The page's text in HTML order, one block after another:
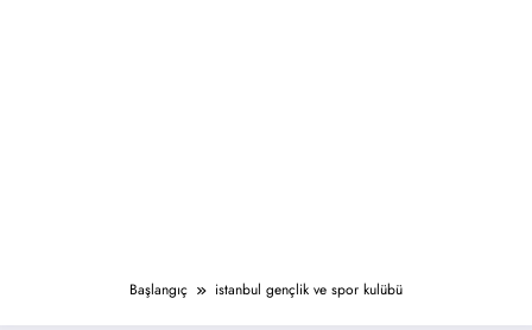
Başlangıç istanbul gençlik ve spor kulübü